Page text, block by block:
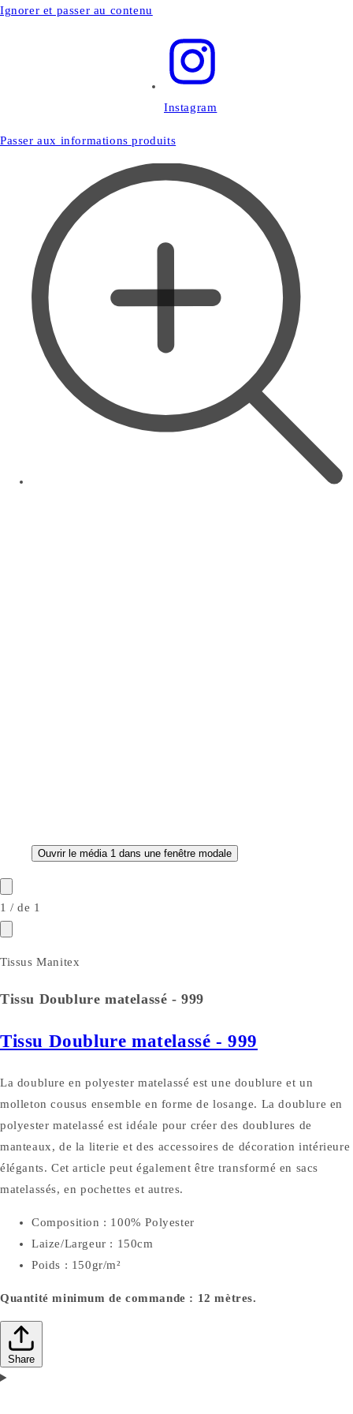
Ignorer et passer au contenu
Instagram
Passer aux informations produits
Ouvrir le média 1 dans une fenêtre modale
1 /de 1
Tissus Manitex
Tissu Doublure matelassé - 999
Tissu Doublure matelassé - 999
La doublure en polyester matelassé est une doublure et un
molleton cousus ensemble en forme de losange. La doublure en
polyester matelassé est idéale pour créer des doublures de
manteaux, de la literie et des accessoires de décoration intérieure
élégants. Cet article peut également être transformé en sacs
matelassés, en pochettes et autres.
Composition : 100% Polyester
Laize/Largeur : 150cm
Poids : 150gr/m²
Quantité minimum de commande : 12 mètres.
Share